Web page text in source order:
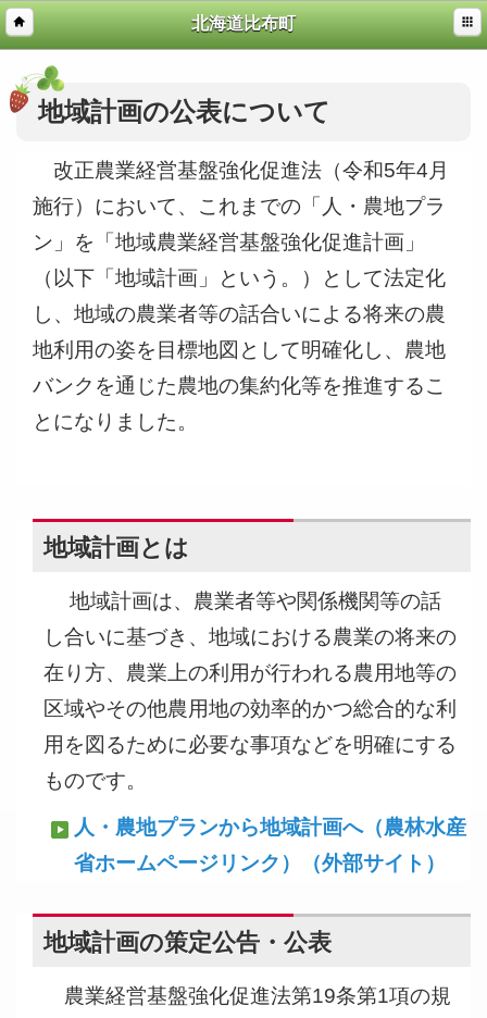
北海道比布町
地域計画の公表について
改正農業経営基盤強化促進法（令和5年4月
施行）において、これまでの「人・農地プラ
ン」を「地域農業経営基盤強化促進計画」
（以下「地域計画」という。）として法定化
し、地域の農業者等の話合いによる将来の農
地利用の姿を目標地図として明確化し、農地
バンクを通じた農地の集約化等を推進するこ
とになりました。
地域計画とは
地域計画は、農業者等や関係機関等の話
し合いに基づき、地域における農業の将来の
在り方、農業上の利用が行われる農用地等の
区域やその他農用地の効率的かつ総合的な利
用を図るために必要な事項などを明確にする
ものです。
人・農地プランから地域計画へ（農林水産
省ホームページリンク）
（外部サイト）
地域計画の策定公告・公表
農業経営基盤強化促進法第19条第1項の規